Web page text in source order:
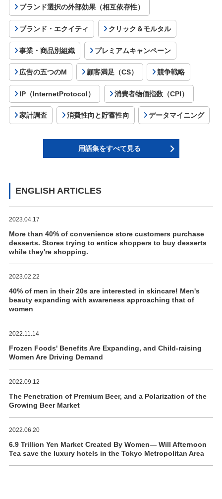
ブランド選択の外部効果（相互依存性）
ブランド・エクイティ クリック＆モルタル
事業・商品別組織 プレミアムキャンペーン
広告の五つのM 顧客満足（CS） 競争戦略
IP（InternetProtocol） 消費者物価指数（CPI）
家計調査 消費性向と貯蓄性向 データマイニング
用語集をすべて見る
ENGLISH ARTICLES
2023.04.17
More than 40% of convenience store customers purchase
desserts. Stores trying to entice shoppers to buy desserts
while they're shopping.
2023.02.22
40% of men in their 20s are interested in skincare! Men's
beauty expanding with awareness approaching that of
women
2022.11.14
Frozen Foods' Benefits Are Expanding, and Child-raising
Women Are Driving Demand
2022.09.12
The Penetration of Premium Beer, and a Polarization of the
Growing Beer Market
2022.06.20
6.9 Trillion Yen Market Created By Women― Will Afternoon
Tea save the luxury hotels in the Tokyo Metropolitan Area